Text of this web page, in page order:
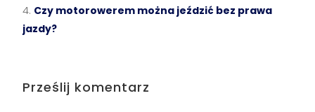
Czy motorowerem można jeździć bez prawa
jazdy?
Prześlij komentarz